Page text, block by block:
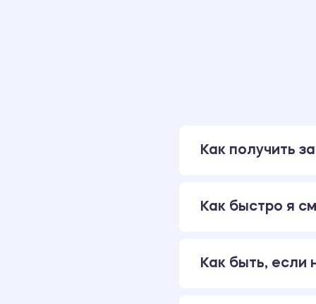
Как получить
Как быстро я
Как быть, если